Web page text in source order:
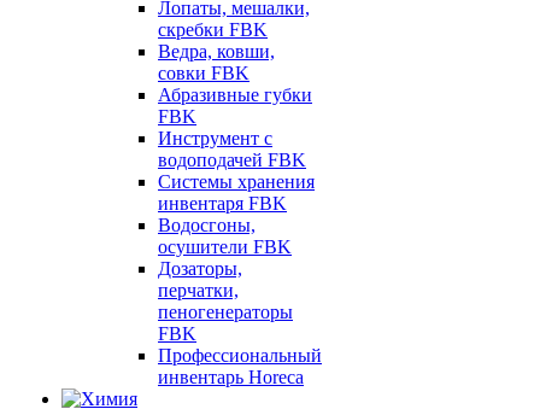
Лопаты, мешалки,
скребки FBK
Ведра, ковши,
совки FBK
Абразивные губки
FBK
Инструмент с
водоподачей FBK
Системы хранения
инвентаря FBK
Водосгоны,
осушители FBK
Дозаторы,
перчатки,
пеногенераторы
FBK
Профессиональный
инвентарь Horeca